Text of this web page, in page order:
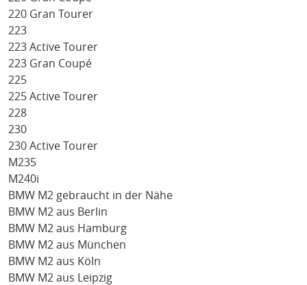
220 Gran Tourer
223
223 Active Tourer
223 Gran Coupé
225
225 Active Tourer
228
230
230 Active Tourer
M235
M240i
BMW M2 gebraucht in der Nähe
BMW M2 aus Berlin
BMW M2 aus Hamburg
BMW M2 aus München
BMW M2 aus Köln
BMW M2 aus Leipzig